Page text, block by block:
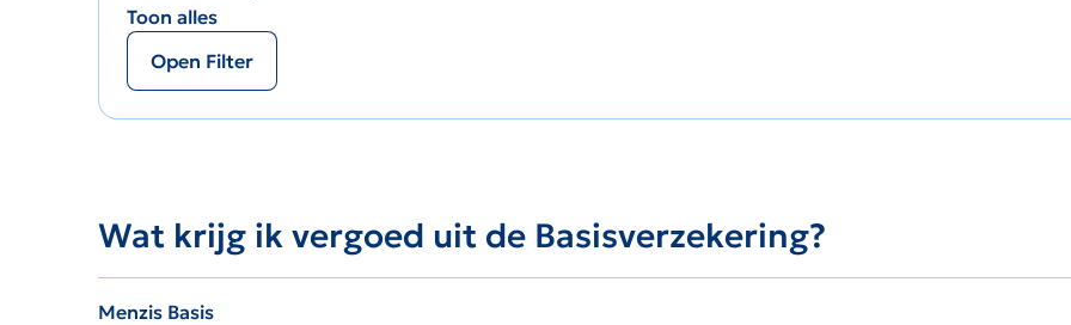
Toon alles
Open Filter
Wat krijg ik vergoed uit de Basisverzekering?
Menzis Basis